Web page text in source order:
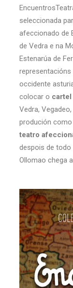
seleccionada
afeccionado de
de Vedra e na
Estenarúa de
occidente
colocar o cartel
Vedra,
produción como
teatro
despois de todo
Ollomao chega